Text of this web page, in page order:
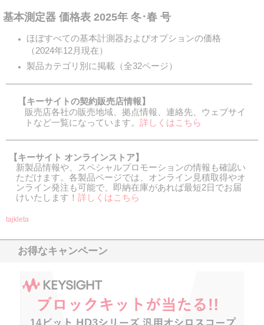
基本測定器 価格表 2025年 冬･春 号
ほぼすべての基本計測器およびオプションの価格
（2024年12月現在）
製品カテゴリ別に掲載（全32ページ）
【キーサイトの契約販売店情報】
販売店各社の販売地域、拠点情報、連絡先、ウェブサイ
トなど一覧になっています。 詳しくはこちら
【キーサイト オンラインストア】
新製品情報や、スペシャルプロモーションの情報も確認い
ただけます。各製品ページでは、オンライン見積取得やオ
ンライン発注も可能で、即納在庫があれば最短2日でお届
けいたします！ 詳しくはこち ら
tajkleta
お得なキャンペーン